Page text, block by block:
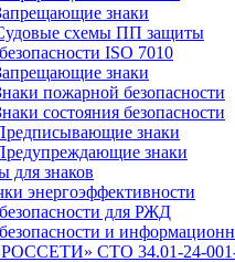
знаки
схемы ПП защиты
ISO 7010
знаки
пожарной безопасности
состояния безопасности
знаки
знаки
для знаков
энергоэффективности
для РЖД
и
СТО 34.01-24-